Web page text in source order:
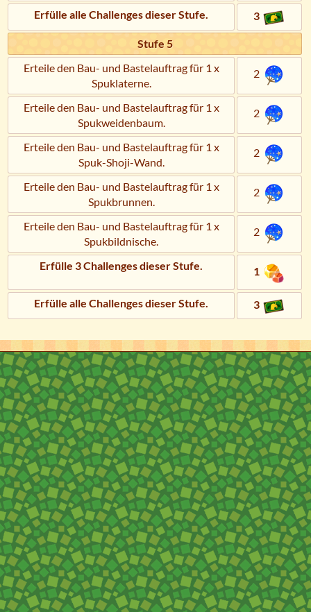
Erfülle alle Challenges dieser Stufe. 3
Stufe 5
Erteile den Bau- und Bastelauftrag für 1 x
Spuklaterne.
2
Erteile den Bau- und Bastelauftrag für 1 x
Spukweidenbaum.
2
Erteile den Bau- und Bastelauftrag für 1 x
Spuk-Shoji-Wand.
2
Erteile den Bau- und Bastelauftrag für 1 x
Spukbrunnen.
2
Erteile den Bau- und Bastelauftrag für 1 x
Spukbildnische.
2
Erfülle 3 Challenges dieser Stufe. 1
Erfülle alle Challenges dieser Stufe. 3